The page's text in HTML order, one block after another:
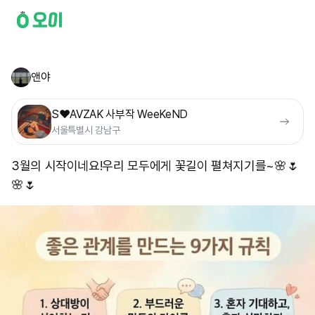
앤야
S❤️AVZAK 사부작 WeeKeND
서울특별시 강남구
3월의 시작이네요! ​우리 모두에게 꽃길이 펼쳐지기를~🌸🌷
🌸🌷